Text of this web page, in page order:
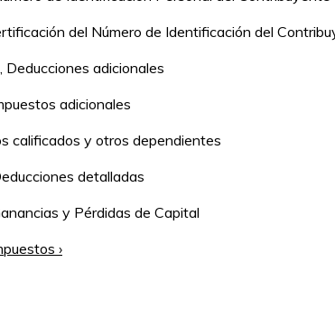
del Número de Identificación del
adicionales
adicionales
calificados y otros dependientes
detalladas
y Pérdidas de Capital
›